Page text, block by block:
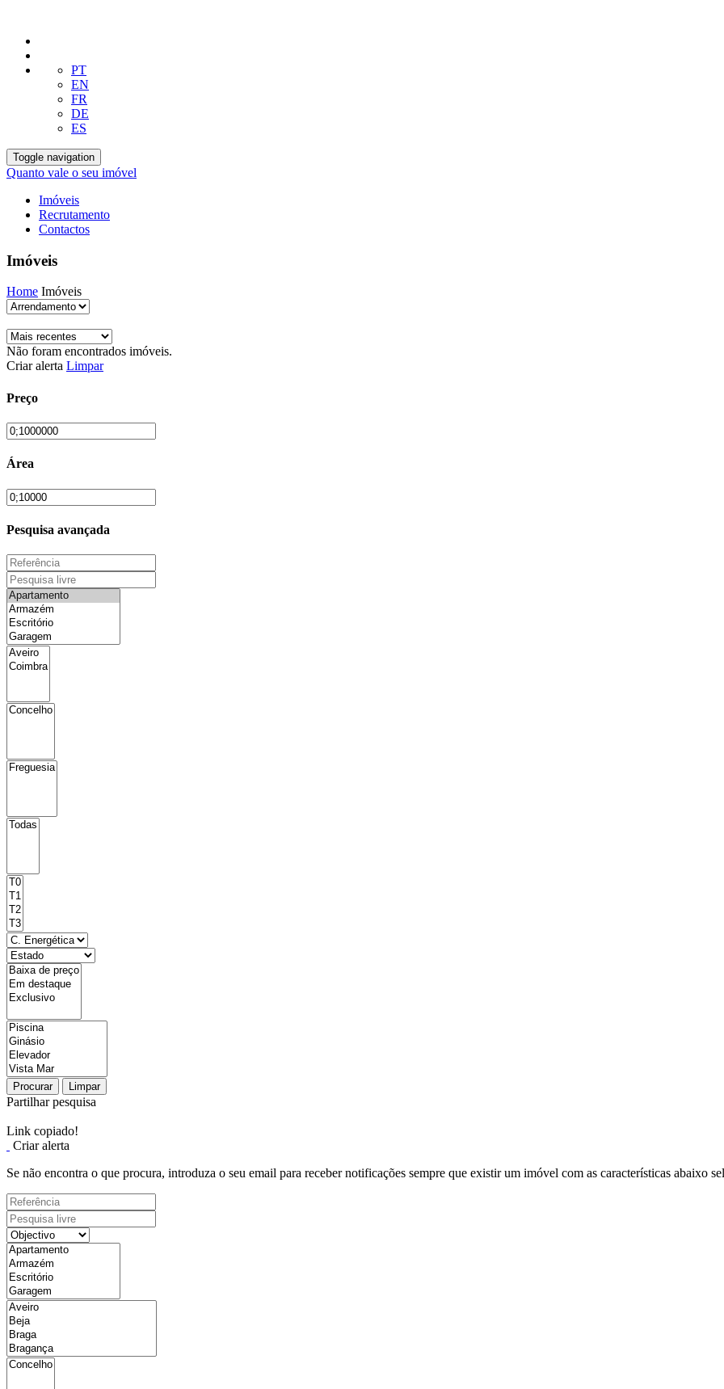
PT
EN
FR
DE
ES
Toggle navigation
Quanto vale o seu imóvel
Imóveis
Recrutamento
Contactos
Imóveis
Home Imóveis
Não foram encontrados imóveis.
Criar alerta Limpar
Preço
Área
Pesquisa avançada
Procurar Limpar
Partilhar pesquisa
Link copiado!
Criar alerta
Se não encontra o que procura, introduza o seu email para receber notificações sempre que existir um imóvel com as características abaixo